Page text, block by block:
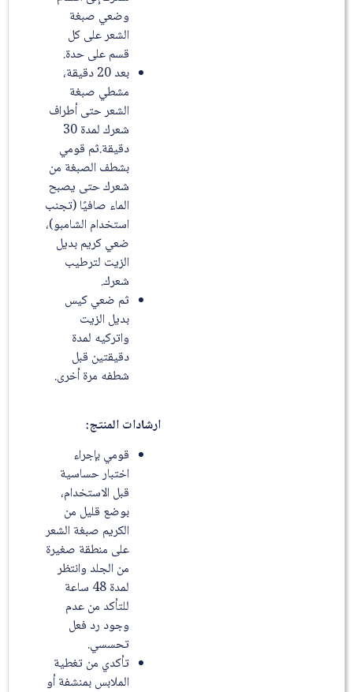
وضعي صبغة
الشعر على كل
قسم على حدة.
بعد 20 دقيقة،
مشطي صبغة
الشعر حتى أطراف
شعرك لمدة 30
دقيقة.ثم قومي
بشطف الصبغة من
شعرك حتى يصبح
الماء صافيًا (تجنب
استخدام الشامبو)،
ضعي كريم بديل
الزيت لترطيب
شعرك.
ثم ضعي كيس
بديل الزيت
واتركيه لمدة
دقيقتين قبل
شطفه مرة أخرى.
ارشادات المنتج:
قومي بإجراء
اختبار حساسية
قبل الاستخدام،
بوضع قليل من
الكريم صبغة الشعر
على منطقة صغيرة
من الجلد وانتظر
لمدة 48 ساعة
للتأكد من عدم
وجود رد فعل
تحسسي.
تأكدي من تغطية
الملابس بمنشفة أو